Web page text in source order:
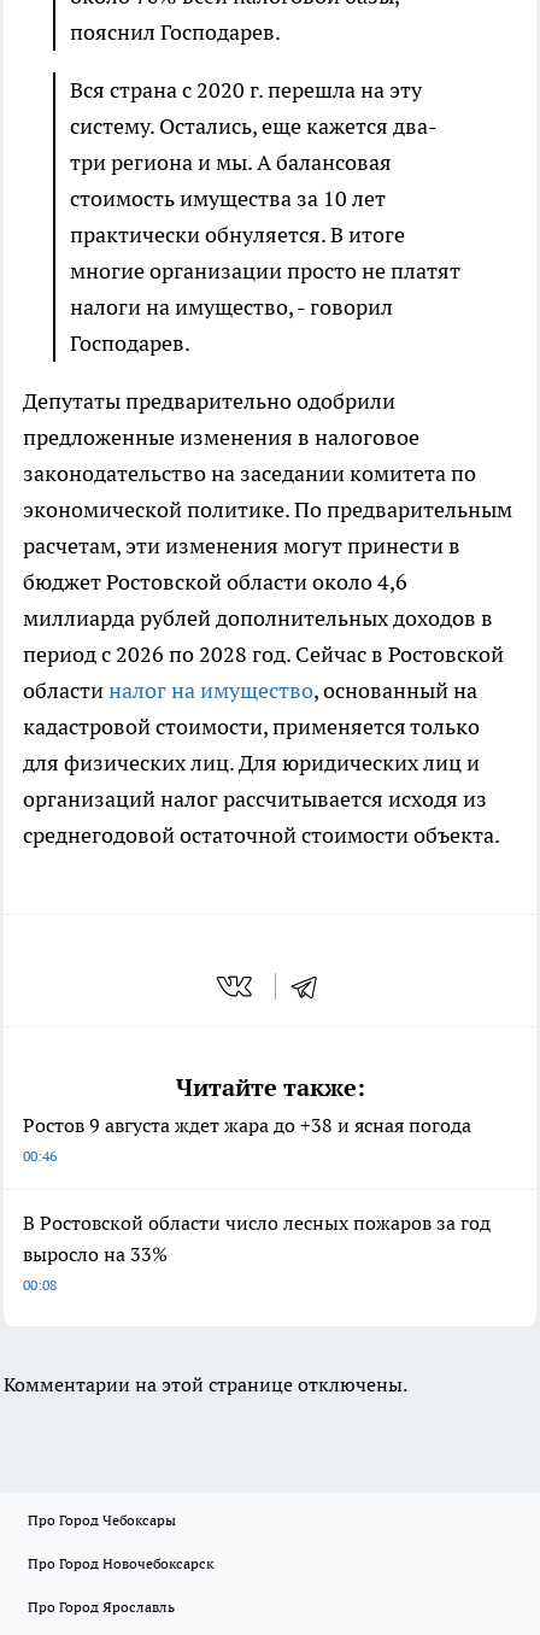
пояснил Господарев.
Вся страна с 2020 г. перешла на эту
систему. Остались, еще кажется два-
три региона и мы. А балансовая
стоимость имущества за 10 лет
практически обнуляется. В итоге
многие организации просто не платят
налоги на имущество, - говорил
Господарев.
Депутаты предварительно одобрили
предложенные изменения в налоговое
законодательство на заседании комитета по
экономической политике. По предварительным
расчетам, эти изменения могут принести в
бюджет Ростовской области около 4,6
миллиарда рублей дополнительных доходов в
период с 2026 по 2028 год. Сейчас в Ростовской
областиналог на имущество, основанный на
кадастровой стоимости, применяется только
для физических лиц. Для юридических лиц и
организаций налог рассчитывается исходя из
среднегодовой остаточной стоимости объекта.
Читайте также:
Ростов 9 августа ждет жара до +38 и ясная погода
00:46
В Ростовской области число лесных пожаров за год
выросло на 33%
00:08
Комментарии на этой странице отключены.
Про Город Чебоксары
Про Город Новочебоксарск
Про Город Ярославль